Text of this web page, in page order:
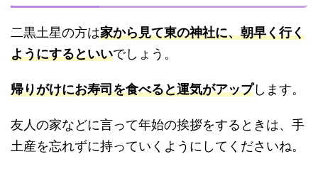
二黒土星の方は家から見て東の神社に、朝早く行く
ようにするといいでしょう。
帰りがけにお寿司を食べると運気がアップします。
友人の家などに言って年始の挨拶をするときは、手
土産を忘れずに持っていくようにしてくださいね。